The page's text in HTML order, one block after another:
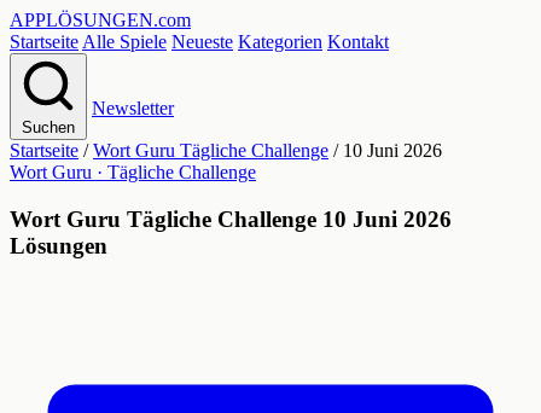
APPLÖSUNGEN.com
Startseite Alle Spiele Neueste Kategorien Kontakt
Suchen
Newsletter
Startseite / Wort Guru Tägliche Challenge / 10 Juni 2026
Wort Guru · Tägliche Challenge
Wort Guru Tägliche Challenge 10 Juni 2026
Lösungen